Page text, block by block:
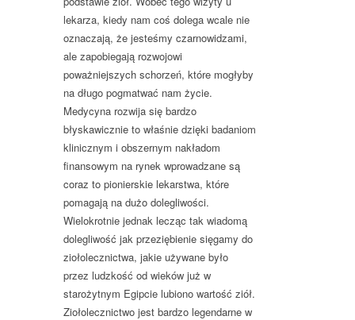
lekarza, kiedy nam coś dolega wcale nie
oznaczają, że jesteśmy czarnowidzami,
ale zapobiegają rozwojowi
poważniejszych schorzeń, które mogłyby
na długo pogmatwać nam życie.
Medycyna rozwija się bardzo
błyskawicznie to właśnie dzięki badaniom
klinicznym i obszernym nakładom
finansowym na rynek wprowadzane są
coraz to pionierskie lekarstwa, które
pomagają na dużo dolegliwości.
Wielokrotnie jednak lecząc tak wiadomą
dolegliwość jak przeziębienie sięgamy do
ziołolecznictwa, jakie używane było
przez ludzkość od wieków już w
starożytnym Egipcie lubiono wartość ziół.
Ziołolecznictwo jest bardzo legendarne w